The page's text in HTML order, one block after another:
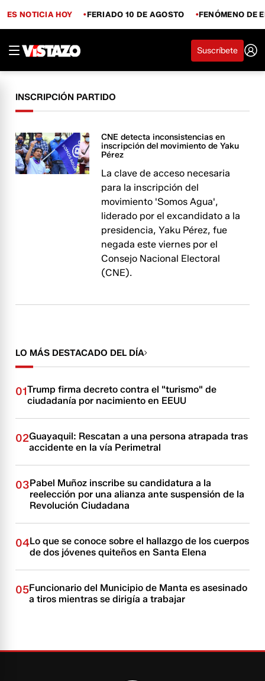
ES NOTICIA HOY FERIADO 10 DE AGOSTO FENÓMENO DE
Suscríbete
INSCRIPCIÓN PARTIDO
CNE detecta inconsistencias en
inscripción del movimiento de Yaku
Pérez
La clave de acceso necesaria
para la inscripción del
movimiento 'Somos Agua',
liderado por el excandidato a la
presidencia, Yaku Pérez, fue
negada este viernes por el
Consejo Nacional Electoral
(CNE).
LO MÁS DESTACADO DEL DÍA
01Trump firma decreto contra el "turismo" de
ciudadanía por nacimiento en EEUU
02Guayaquil: Rescatan a una persona atrapada tras
accidente en la vía Perimetral
03Pabel Muñoz inscribe su candidatura a la
reelección por una alianza ante suspensión de la
Revolución Ciudadana
04Lo que se conoce sobre el hallazgo de los cuerpos
de dos jóvenes quiteños en Santa Elena
05Funcionario del Municipio de Manta es asesinado
a tiros mientras se dirigía a trabajar